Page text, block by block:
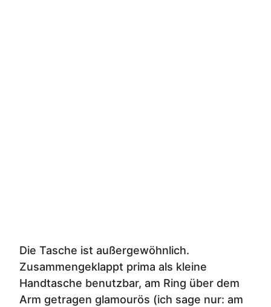
Die Tasche ist außergewöhnlich.
Zusammengeklappt prima als kleine
Handtasche benutzbar, am Ring über dem
Arm getragen glamourös (ich sage nur: am